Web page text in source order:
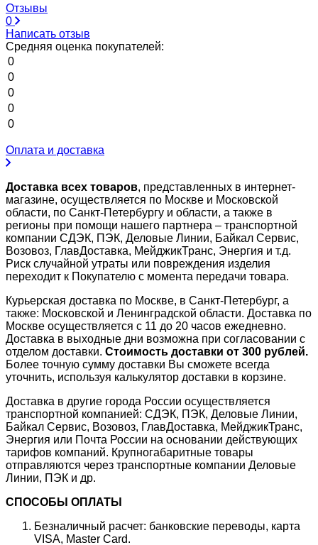
Отзывы
0
Написать отзыв
Средняя оценка покупателей:
0
0
0
0
0
Оплата и доставка
Доставка всех товаров, представленных в интернет-
магазине, осуществляется по Москве и Московской
области, по Санкт-Петербургу и области, а также в
регионы при помощи нашего партнера – транспортной
компании СДЭК, ПЭК, Деловые Линии, Байкал Сервис,
Возовоз, ГлавДоставка, МейджикТранс, Энергия и т.д.
Риск случайной утраты или повреждения изделия
переходит к Покупателю с момента передачи товара.
Курьерская доставка по Москве, в Санкт-Петербург, а
также: Московской и Ленинградской области. Доставка по
Москве осуществляется с 11 до 20 часов ежедневно.
Доставка в выходные дни возможна при согласовании с
отделом доставки. Стоимость доставки от 300 рублей.
Более точную сумму доставки Вы сможете всегда
уточнить, используя калькулятор доставки в корзине.
Доставка в другие города России осуществляется
транспортной компанией: СДЭК, ПЭК, Деловые Линии,
Байкал Сервис, Возовоз, ГлавДоставка, МейджикТранс,
Энергия или Почта России на основании действующих
тарифов компаний. Крупногабаритные товары
отправляются через транспортные компании Деловые
Линии, ПЭК и др.
СПОСОБЫ ОПЛАТЫ
Безналичный расчет: банковские переводы, карта
VISA, Master Card.